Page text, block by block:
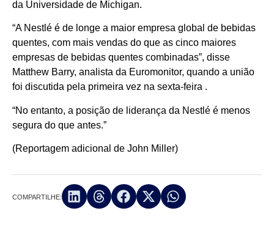
da Universidade de Michigan.
“A Nestlé é de longe a maior empresa global de bebidas
quentes, com mais vendas do que as cinco maiores
empresas de bebidas quentes combinadas”, disse
Matthew Barry, analista da Euromonitor, quando a união
foi discutida pela primeira vez na sexta-feira .
“No entanto, a posição de liderança da Nestlé é menos
segura do que antes.”
(Reportagem adicional de John Miller)
COMPARTILHE: